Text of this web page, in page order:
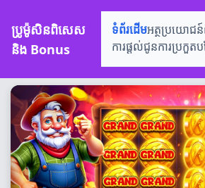
ប្រូម៉ូសិនពិសេស
និង Bonus
ទំព័រដើមអត្ថប្រយោជ
ការផ្តល់ជូនការប្រកួតប